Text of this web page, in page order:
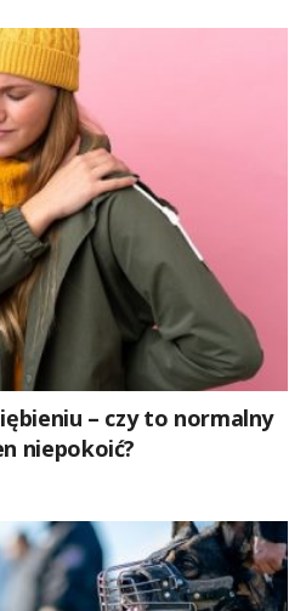
– czy to normalny
niepokoić?